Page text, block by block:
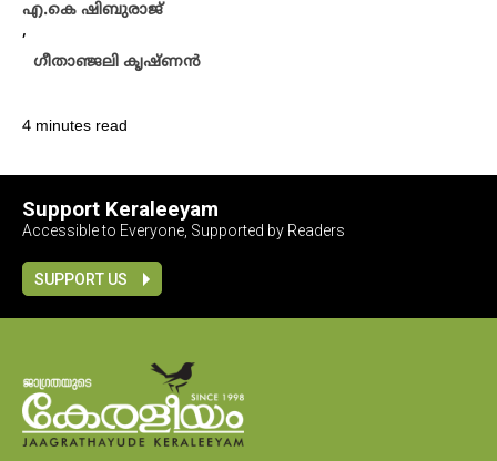
എ.കെ ഷിബുരാജ്
,
ഗീതാഞ്ജലി കൃഷ്ണൻ
4 minutes read
Support Keraleeyam
Accessible to Everyone, Supported by Readers
SUPPORT US